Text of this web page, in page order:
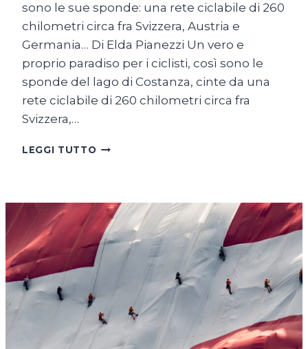
sono le sue sponde: una rete ciclabile di 260
chilometri circa fra Svizzera, Austria e
Germania… Di Elda Pianezzi Un vero e
proprio paradiso per i ciclisti, così sono le
sponde del lago di Costanza, cinte da una
rete ciclabile di 260 chilometri circa fra
Svizzera,…
LEGGI TUTTO SUL
IN
BICICLETTA